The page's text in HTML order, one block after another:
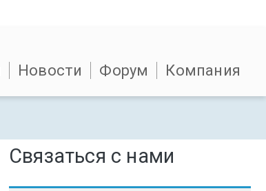
Новости Форум Компания
Связаться с нами